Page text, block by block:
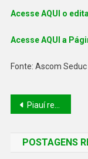
Acesse AQUI o
Acesse AQUI a
Fonte: Ascom Seduc
Piauí recebe 25 mil doses da nova vacina contra Covid-19 enviadas pelo Ministério da Saúde
POSTAGENS